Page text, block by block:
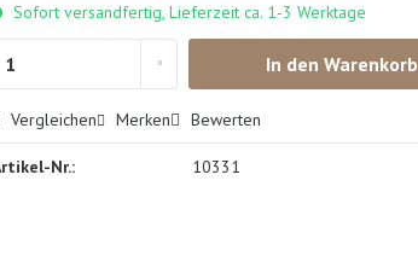
Sofort versandfertig, Lieferzeit ca. 1-3 Werktage
In den Warenkorb
Vergleichen Merken Bewerten
Nr.: 10331